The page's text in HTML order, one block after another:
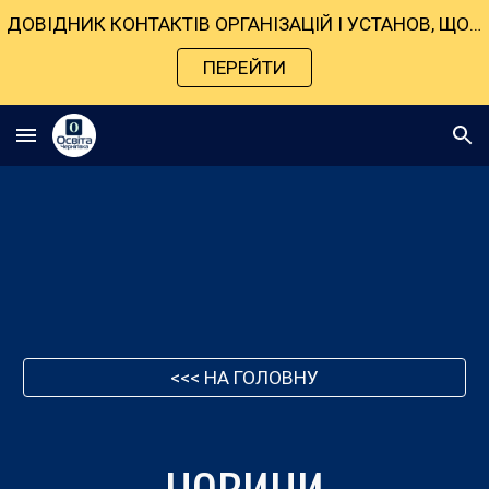
Skip to main content Skip to navigation
ДОВІДНИК КОНТАКТІВ ОРГАНІЗАЦІЙ І УСТАНОВ, ЩО НАДАЮТЬ ДОПОМОГУ В УМОВАХ ВОЄННОГО СТАНУ
ПЕРЕЙТИ
<<< НА ГОЛОВНУ